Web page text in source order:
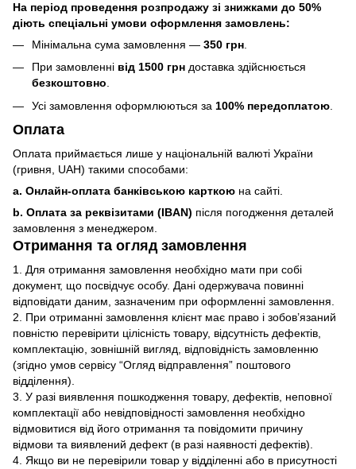
На період проведення розпродажу зі знижками до 50%
діють спеціальні умови оформлення замовлень:
Мінімальна сума замовлення — 350 грн
При замовленні від 1500 грн доставка здійснюється
безкоштовно.
Усі замовлення оформлюються за 100% передоплатою
Оплата
Оплата приймається лише у національній валюті України
(гривня, UAH) такими способами:
a. Онлайн-оплата банківською карткою на сайті.
b. Оплата за реквізитами (IBAN) після погодження деталей
замовлення з менеджером.
Отримання та огляд замовлення
1. Для отримання замовлення необхідно мати при собі
документ, що посвідчує особу. Дані одержувача повинні
відповідати даним, зазначеним при оформленні замовлення.
2. При отриманні замовлення клієнт має право і зобов’язаний
повністю перевірити цілісність товару, відсутність дефектів,
комплектацію, зовнішній вигляд, відповідність замовленню
(згідно умов сервісу “Огляд відправлення” поштового
відділення).
3. У разі виявлення пошкодження товару, дефектів, неповної
комплектації або невідповідності замовлення необхідно
відмовитися від його отримання та повідомити причину
відмови та виявлений дефект (в разі наявності дефектів).
4. Якщо ви не перевірили товар у відділенні або в присутності